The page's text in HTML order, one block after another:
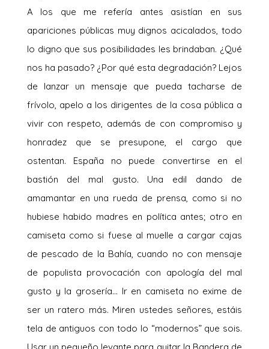
A los que me refería antes asistían en sus
apariciones públicas muy dignos acicalados, todo
lo digno que sus posibilidades les brindaban. ¿Qué
nos ha pasado? ¿Por qué esta degradación? Lejos
de lanzar un mensaje que pueda tacharse de
frívolo, apelo a los dirigentes de la cosa pública a
vivir con respeto, además de con compromiso y
honradez que se presupone, el cargo que
ostentan. España no puede convertirse en el
bastión del mal gusto. Una edil dando de
amamantar en una rueda de prensa, como si no
hubiese habido madres en política antes; otro en
camiseta como si fuese al muelle a cargar cajas
de pescado de la Bahía, cuando no con mensaje
de populista provocación con apología del mal
gusto y la grosería… Ir en camiseta no exime de
ser un ratero más. Miren ustedes señores, estáis
tela de antiguos con todo lo “modernos” que sois.